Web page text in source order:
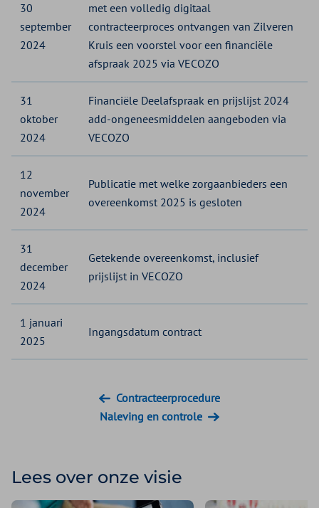
30
september
2024
met een volledig digitaal
contracteerproces ontvangen van Zilveren
Kruis een voorstel voor een financiële
afspraak 2025 via VECOZO
31
oktober
2024
Financiële Deelafspraak en prijslijst 2024
add-ongeneesmiddelen aangeboden via
VECOZO
12
november
2024
Publicatie met welke zorgaanbieders een
overeenkomst 2025 is gesloten
31
december
2024
Getekende overeenkomst, inclusief
prijslijst in VECOZO
1 januari
2025
Ingangsdatum contract
Contracteerprocedure
Naleving en controle
Lees over onze visie